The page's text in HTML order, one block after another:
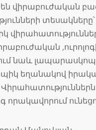
են վիրաբուժական
նաև
եղանակով